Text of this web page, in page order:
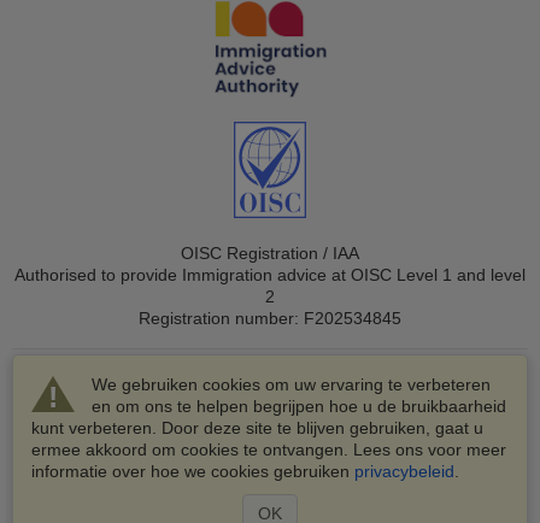
We gebruiken cookies om uw ervaring te verbeteren
en om ons te helpen begrijpen hoe u de bruikbaarheid
kunt verbeteren. Door deze site te blijven gebruiken, gaat u
ermee akkoord om cookies te ontvangen. Lees ons voor meer
informatie over hoe we cookies gebruiken privacybeleid
OK
OISC Registration / IAA
Authorised to provide Immigration advice at OISC Level 1 and level
2
Registration number: F202534845
© 2003-2026 VisaHQ.com, Inc. Alle rechten voorbehouden.
VisaHQ en het VisaHQ-logo zijn geregistreerde
handelsmerken van VisaHQ.com, Inc.